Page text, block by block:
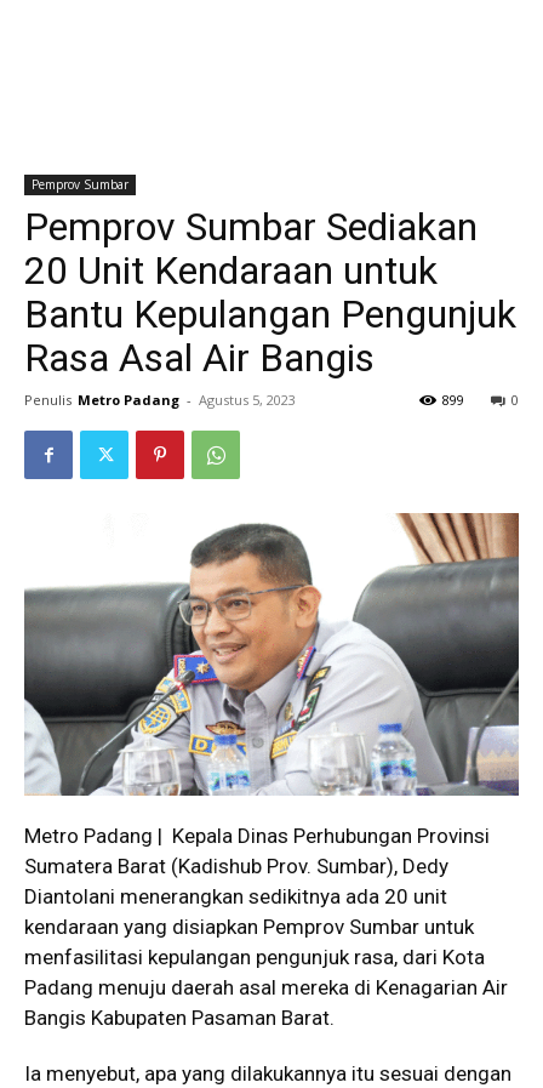
Pemprov Sumbar
Pemprov Sumbar Sediakan
20 Unit Kendaraan untuk
Bantu Kepulangan Pengunjuk
Rasa Asal Air Bangis
Penulis Metro Padang - Agustus 5, 2023 0
899
Metro Padang | Kepala Dinas Perhubungan Provinsi
Sumatera Barat (Kadishub Prov. Sumbar), Dedy
Diantolani menerangkan sedikitnya ada 20 unit
kendaraan yang disiapkan Pemprov Sumbar untuk
menfasilitasi kepulangan pengunjuk rasa, dari Kota
Padang menuju daerah asal mereka di Kenagarian Air
Bangis Kabupaten Pasaman Barat.
Ia menyebut, apa yang dilakukannya itu sesuai dengan